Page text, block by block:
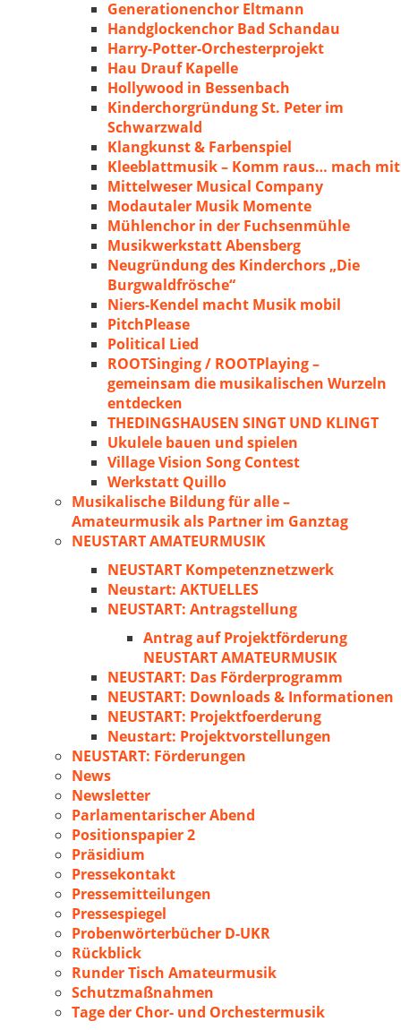
Generationenchor Eltmann
Handglockenchor Bad Schandau
Harry-Potter-Orchesterprojekt
Hau Drauf Kapelle
Hollywood in Bessenbach
Kinderchorgründung St. Peter im
Schwarzwald
Klangkunst & Farbenspiel
Kleeblattmusik – Komm raus… mach mit
Mittelweser Musical Company
Modautaler Musik Momente
Mühlenchor in der Fuchsenmühle
Musikwerkstatt Abensberg
Neugründung des Kinderchors „Die
Burgwaldfrösche“
Niers-Kendel macht Musik mobil
PitchPlease
Political Lied
ROOTSinging / ROOTPlaying –
gemeinsam die musikalischen Wurzeln
entdecken
THEDINGSHAUSEN SINGT UND KLINGT
Ukulele bauen und spielen
Village Vision Song Contest
Werkstatt Quillo
Musikalische Bildung für alle –
Amateurmusik als Partner im Ganztag
NEUSTART AMATEURMUSIK
NEUSTART Kompetenznetzwerk
Neustart: AKTUELLES
NEUSTART: Antragstellung
Antrag auf Projektförderung
NEUSTART AMATEURMUSIK
NEUSTART: Das Förderprogramm
NEUSTART: Downloads & Informationen
NEUSTART: Projektfoerderung
Neustart: Projektvorstellungen
NEUSTART: Förderungen
News
Newsletter
Parlamentarischer Abend
Positionspapier 2
Präsidium
Pressekontakt
Pressemitteilungen
Pressespiegel
Probenwörterbücher D-UKR
Rückblick
Runder Tisch Amateurmusik
Schutzmaßnahmen
Tage der Chor- und Orchestermusik